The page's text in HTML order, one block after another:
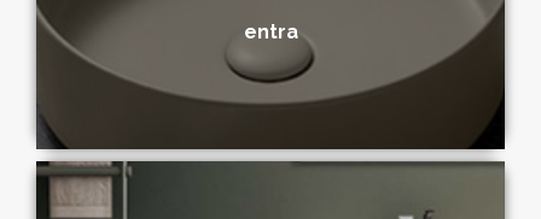
entra